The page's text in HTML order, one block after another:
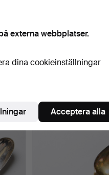
Vi
påband
externa webbplatser.
dina cookieinställningar
Acceptera alla